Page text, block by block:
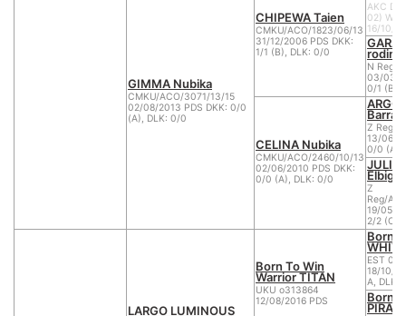
GIMMA Nubika
CMKU/ACO/3071/13/15
02/08/2013 PDS DKK: 0/0
(A), DLK: 0/0
CHIPEWA Taien
CMKU/ACO/1823/06/13
31/12/2006 PDS DKK:
1/1 (B), DLK: 0/0
AKC
02)
16/10/
GARA
rodiny
N Reg/
03/03/
0/1 (B)
CELINA Nubika
CMKU/ACO/2460/10/13
02/06/2010 PDS DKK:
0/0 (A), DLK: 0/0
ARGO
Z Reg/
13/06/
0/0 (A),
JULIE
Elbigi
Z
Reg/
19/05/
2/2 (C)
LARGO LUMINOUS
Born To Win
Warrior TITAN
UKU o313864
12/08/2016 PDS
Born
EST
18/10/
A, DLK:
Born